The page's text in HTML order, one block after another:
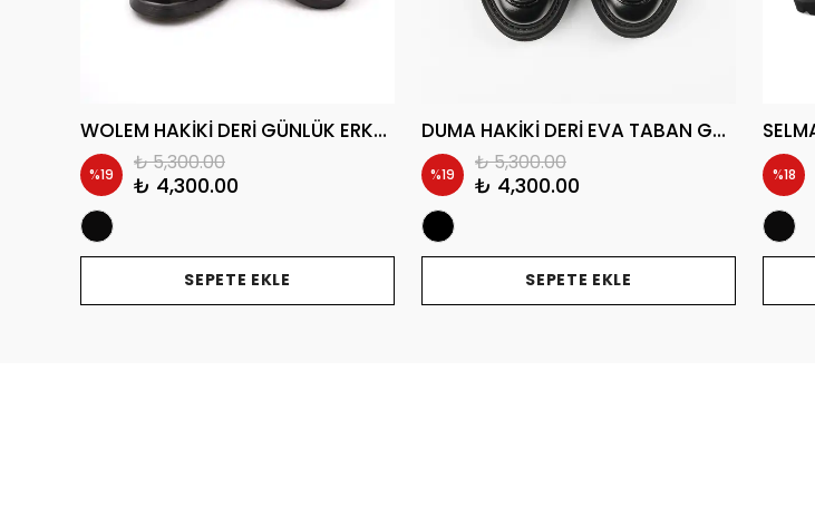
WOLEM HAKİKİ DERİ GÜNLÜK ERKEK KLASİK AYAKKABI
%19 ₺ 5,300.00
₺ 4,300.00
SEPETE EKLE
DUMA HAKİKİ DERİ EVA TABAN GÜNLÜK ERKEK KLASİK AYAKKABI
%19 ₺ 5,300.00
₺ 4,300.00
SEPETE EKLE
%18